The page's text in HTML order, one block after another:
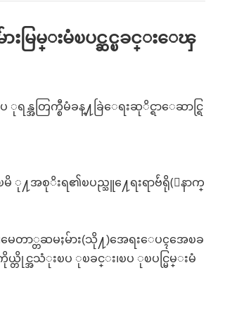
မြမ္းမံၿပင္ဆင္ၿခင္းေၾ
အတြက္စီမံခန္႔ခြဲေရးဆုိင္ရာေဆာင္ရြ
မိ ု႔အစုိးရ၏ၿပည္သူ႔ေရးရာဗ်ဴရို(ေနာက္
မေတာ္တဆမႈမ်ား(သို႔)အေရးေပၚအေၿခ
င္အသံုးၿပ ုၿခင္း၊ၿပ ုၿပင္မြမ္းမံ